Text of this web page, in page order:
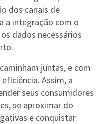
dos canais de
a integração com o
dados necessários
juntas, e com
Assim, a
seus consumidores
se aproximar do
e conquistar